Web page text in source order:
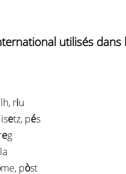
utilisés dans
lh, riu
etz, pés
eg
la
me, pòst